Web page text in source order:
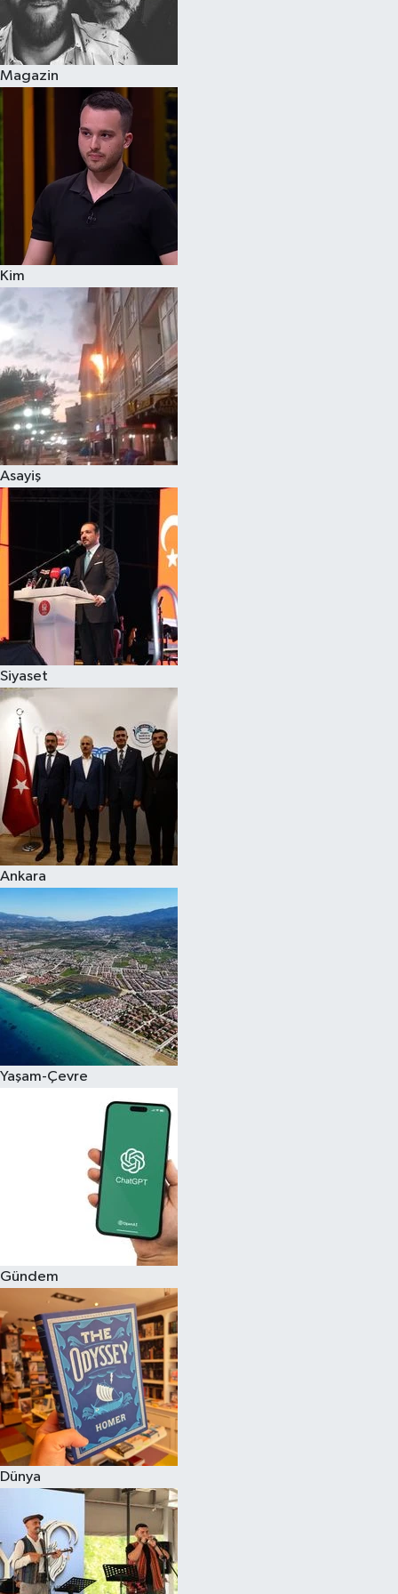
Magazin
Kim
Asayiş
Siyaset
Ankara
Yaşam-Çevre
Gündem
Dünya
Spor
Burç Yorumları
Çocuk
Eğitim
Hava Durumu
Kadın
Kim kimdir?
Kültür Sanat
Sağlık
Siyaset
Teknoloji
Televizyon
Yaşam-Çevre